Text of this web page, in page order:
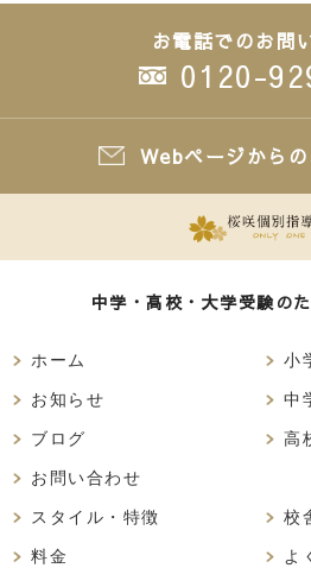
お電話でのお問
0120-
Webページから
中学・高校・大学受験の
ホーム
お知らせ
ブログ
お問い合わせ
小
中
高
スタイル・特徴
料金
校
よ